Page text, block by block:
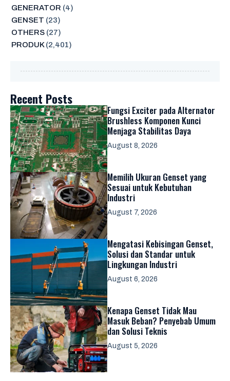
GENERATOR (4)
GENSET (23)
OTHERS(27)
PRODUK(2,401)
Recent Posts
Fungsi Exciter pada Alternator
Brushless Komponen Kunci
Menjaga Stabilitas Daya
August 8, 2026
Memilih Ukuran Genset yang
Sesuai untuk Kebutuhan
Industri
August 7, 2026
Mengatasi Kebisingan Genset,
Solusi dan Standar untuk
Lingkungan Industri
August 6, 2026
Kenapa Genset Tidak Mau
Masuk Beban? Penyebab Umum
dan Solusi Teknis
August 5, 2026